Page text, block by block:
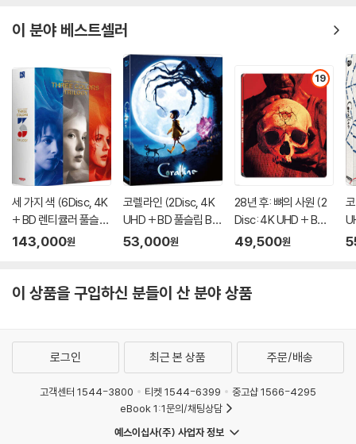
1) 기기 문제로 인해 발생하는 재생 불량 현상에 대해서는 반품/교환이 불
2) 정전기와 먼지로 인해 재생이 원활하지 않은 경우가 있습니다. 디스크
를 마른 천으로 닦으시거나, DVD 클리너 등 전용 제품을 이용하면 대부분
해결됩니다.
3) 일부 PC 연결형 ODD의 경우 호환 상의 문제로 정상적인 디스크도 재
생이 불가능한 경우가 있습니다. 독립형 전용 플레이어 사용을 권장드리
며, ODD 사용으로 인한 재생 불량의 경우 교환 시에도 동일한 오류가 발
생할 수 있음을 알려드립니다.
※ 디스크 외관 불량
디스크에 미세한 잔 흠집이 남아있거나 인쇄 면이 깨끗하지 않은 경우가
로 인한 반품/교환이 가능합니다.
1) 불량으로 인한 교환/반품 요청 시에는 불량 확인을 위해 개봉 시의 동영
상을 요청할 수 있으며, 동영상이 없는 경우 교환/반품이 제한될 수 있습니
관련 사진과 동영상 및 재생 기기 모델명을 첨부하여 첨부하여 고객센터에
이 분야 베스트셀러
세 가지 색 (6Disc, 4K
+ BD 렌티큘러 풀슬립
트릴로지 박스 한정판)
143,000원
코렐라인 (2Disc, 4K
UHD + BD 풀슬립 B T
ype 500장 한정판) :
53,000원
19
28년 후: 뼈의 사원 (2
Disc: 4K UHD + BD
스틸북 한정판) : 블루
49,500원
이 상품을 구입하신 분들이 산 분야 상품
로그인 최근 본 상품 주문/배송
고객센터 1544-3800 티켓 1544-6399
중고샵 1566-4295
eBook 1:1문의/채팅상담
예스이십사(주) 사업자 정보